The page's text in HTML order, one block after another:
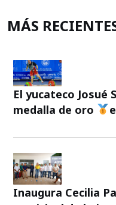
MÁS
El yucateco Josué
medalla de oro
Inaugura Cecilia